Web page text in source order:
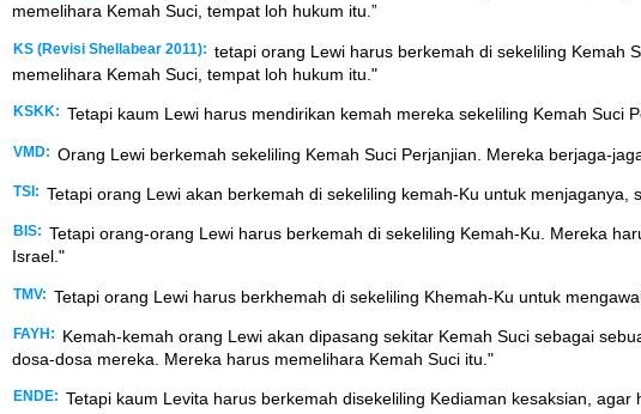
memelihara Kemah Suci, tempat loh hukum itu.”
KS (Revisi Shellabear 2011): tetapi orang Lewi harus berkemah di sekeliling Kemah
memelihara Kemah Suci, tempat loh hukum itu."
KSKK: Tetapi kaum Lewi harus mendirikan kemah mereka sekeliling Kemah
VMD: Orang Lewi berkemah sekeliling Kemah Suci Perjanjian. Mereka berjaga-
TSI: Tetapi orang Lewi akan berkemah di sekeliling kemah-Ku untuk
BIS: Tetapi orang-orang Lewi harus berkemah di sekeliling Kemah-Ku. Mereka
Israel."
TMV: Tetapi orang Lewi harus berkhemah di sekeliling Khemah-Ku untuk
FAYH:
Kemah-kemah orang Lewi akan dipasang sekitar Kemah Suci sebagai
dosa-dosa mereka. Mereka harus memelihara Kemah Suci itu."
ENDE: Tetapi kaum Levita harus berkemah disekeliling Kediaman kesaksian,